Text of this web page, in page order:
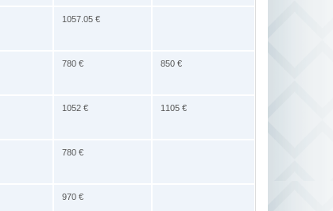
1057.05 €
780 € 850 €
1052 € 1105 €
780 €
970 €